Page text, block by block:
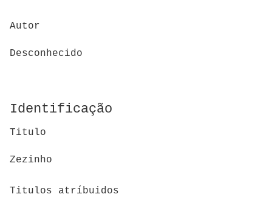
Autor
Desconhecido
Identificação
Titulo
Zezinho
Titulos atríbuidos